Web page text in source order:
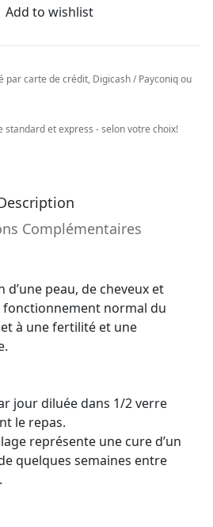
Add to wishlist
par carte de crédit, Digicash / Payconiq ou
standard et express - selon votre choix!
Complémentaires
peau, de cheveux et
fonctionnement normal du
à une fertilité et une
jour diluée dans 1/2 verre
le repas.
représente une cure d’un
quelques semaines entre